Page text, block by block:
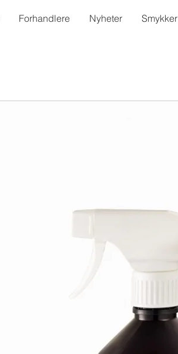
Forhandlere Nyheter Smykker